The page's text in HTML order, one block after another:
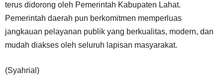
terus didorong oleh Pemerintah Kabupaten Lahat.
Pemerintah daerah pun berkomitmen memperluas
jangkauan pelayanan publik yang berkualitas, modern, dan
mudah diakses oleh seluruh lapisan masyarakat.
(Syahrial)